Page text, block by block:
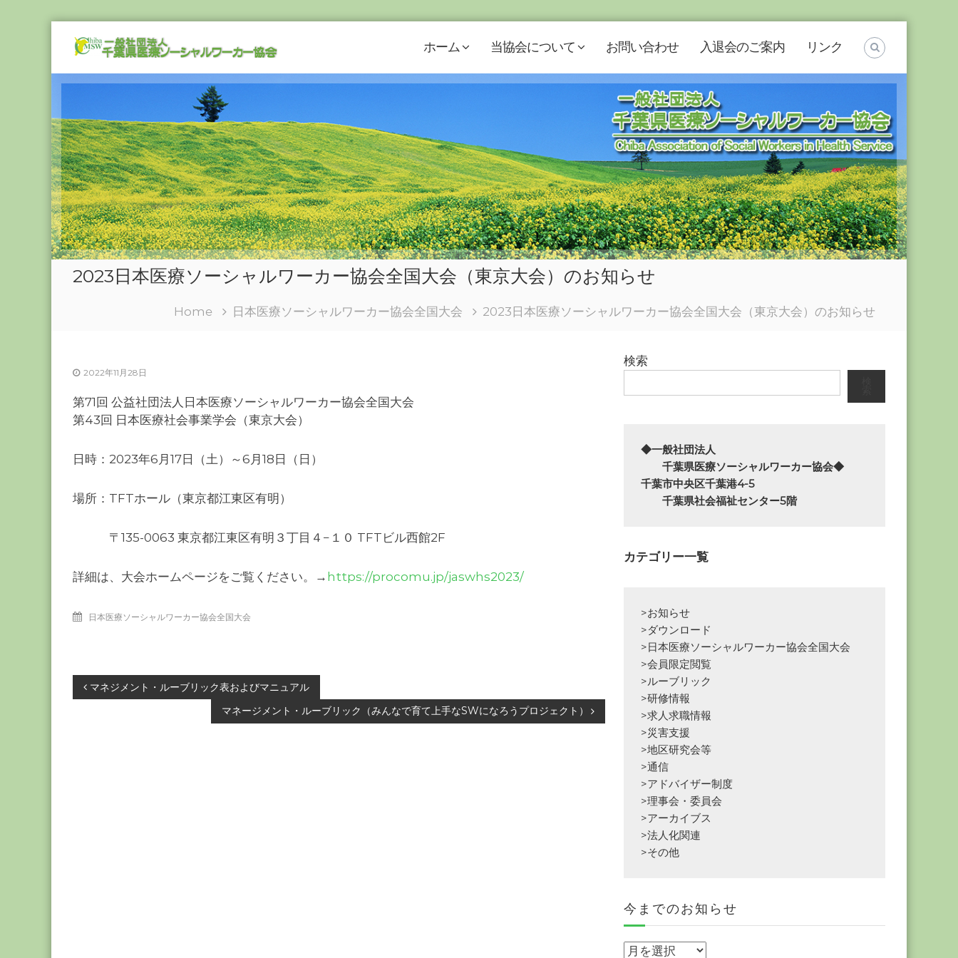
一
般
社
人
千
葉
県
医
療
ソ
ー
シ
ャ
協
会
－
な
ぐ
く
の
－
ホーム 当協会について お問い合わせ 入退会のご案内 リンク
2023日本医療ソーシャルワーカー協会全国大会（東京大会）のお知らせ
Home 日本医療ソーシャルワーカー協会全国大会 2023日本医療ソーシャルワーカー協会全国大会（東京大会）のお知らせ
2022年11月28日
第71回 公益社団法人日本医療ソーシャルワーカー協会全国大会
第43回 日本医療社会事業学会（東京大会）
日時：2023年6月17日（土）～6月18日（日）
場所：TFTホール（東京都江東区有明）
〒135-0063 東京都江東区有明３丁目４−１０ TFTビル西館2F
詳細は、大会ホームページをご覧ください。→ https://procomu.jp/jaswhs2023/
日本医療ソーシャルワーカー協会全国大会
投マネジメント・ルーブリック表およびマニュアル
マネージメント・ルーブリック（みんなで育て上手なSWになろうプロジェクト）
検索
◆一般社団法人
千葉県医療ソーシャルワーカー協会◆
千葉市中央区千葉港4-5
千葉県社会福祉センター5階
カテゴリー一覧
>お知らせ
>ダウンロード
>日本医療ソーシャルワーカー協会全国大会
>会員限定閲覧
>ルーブリック
>研修情報
>求人求職情報
>災害支援
>地区研究会等
>通信
>アドバイザー制度
>理事会・委員会
>アーカイブス
>法人化関連
>その他
今までのお知らせ
今